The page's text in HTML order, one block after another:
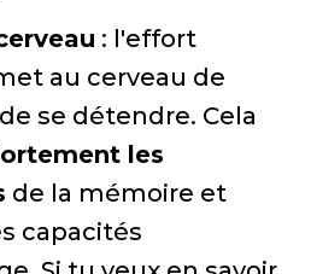
: l'effort
au cerveau de
se détendre. Cela
les
de la mémoire et
capacités